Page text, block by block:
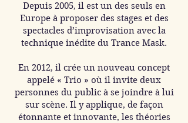
Depuis 2005, il est un des seuls en
Europe à proposer des stages et des
spectacles d’improvisation avec la
technique inédite du Trance Mask.
En 2012, il crée un nouveau concept
appelé « Trio » où il invite deux
personnes du public à se joindre à lui
sur scène. Il y applique, de façon
étonnante et innovante, les théories